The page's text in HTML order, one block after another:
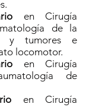
en Cirugía
de la
y tumores e
locomotor.
en Cirugía
de
en Cirugía